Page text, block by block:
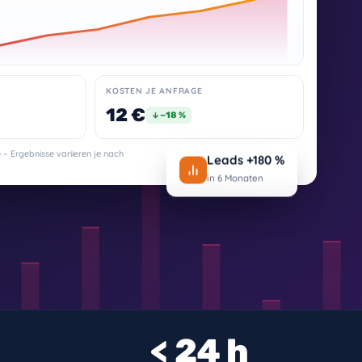
KOSTEN JE ANFRAGE
12 € −18 %
Ergebnisse variieren je nach
Leads +180 %
in 6 Monaten
< 24 h